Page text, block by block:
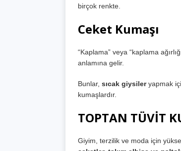
birçok renkte.
Ceket Kumaşı
“Kaplama” veya “kaplama
anlamına gelir.
Bunlar, sıcak giysileryapmak
kumaşlardır.
TOPTAN TÜVİT
Giyim, terzilik ve moda için